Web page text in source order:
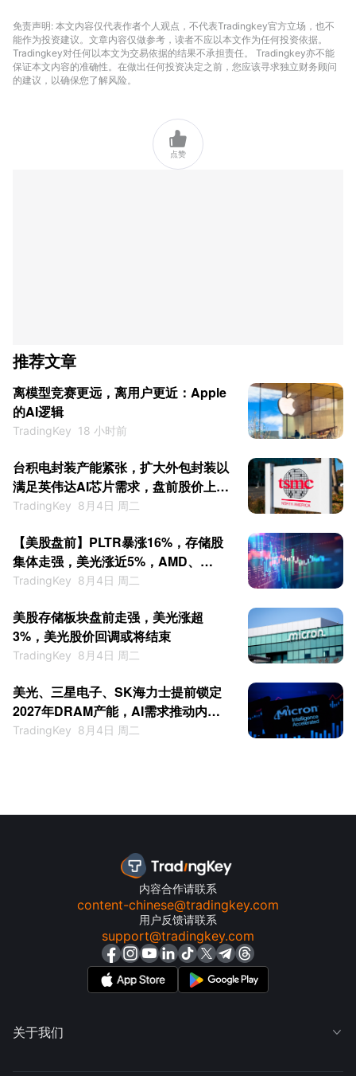
免责声明: 本文内容仅代表作者个人观点，不代表Tradingkey官方立场，也不
能作为投资建议。文章内容仅做参考，读者不应以本文作为任何投资依据。
Tradingkey对任何以本文为交易依据的结果不承担责任。 Tradingkey亦不能
保证本文内容的准确性。在做出任何投资决定之前，您应该寻求独立财务顾问
的建议，以确保您了解风险。

点赞
推荐文章
离模型竞赛更远，离用户更近：Apple
的AI逻辑
TradingKey 18 小时前
台积电封装产能紧张，扩大外包封装以
满足英伟达AI芯片需求，盘前股价上涨
近3%
TradingKey 8月4日 周二
【美股盘前】PLTR暴涨16%，存储股
集体走强，美光涨近5%，AMD、
SpaceX财报来袭
TradingKey 8月4日 周二
美股存储板块盘前走强，美光涨超
3%，美光股价回调或将结束
TradingKey 8月4日 周二
美光、三星电子、SK海力士提前锁定
2027年DRAM产能，AI需求推动内存
市场进入紧张周期
TradingKey 8月4日 周二
内容合作请联系
content-chinese@tradingkey.com
用户反馈请联系
support@tradingkey.com
关于我们 